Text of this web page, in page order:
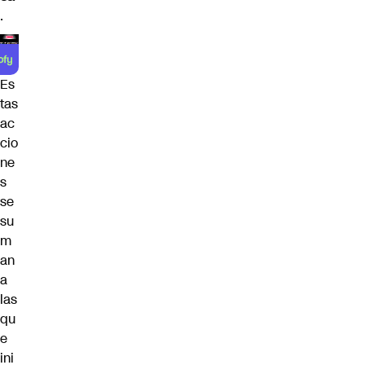
.
Es
tas
ac
cio
ne
s
se
su
m
an
a
las
qu
e
ini